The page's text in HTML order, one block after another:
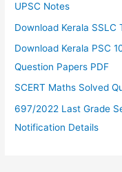
UPSC Notes
Download Kerala SSLC
Download Kerala PSC
Question Papers PDF
SCERT Maths Solved
697/2022 Last Grade
Notification Details